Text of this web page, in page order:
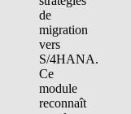
de
migration
vers
S/4HANA.
Ce
module
reconnaît